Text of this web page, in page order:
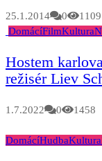
25.1.2014 0
1109
DomácíFilmKultura
Hostem
režisér Liev
1.7.2022 0 1458
DomácíHudbaKultura